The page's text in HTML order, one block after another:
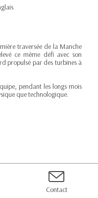
traversée de la Manche
ce même défi avec son
propulsé par des turbines à
pendant les longs mois
que technologique.
Contact